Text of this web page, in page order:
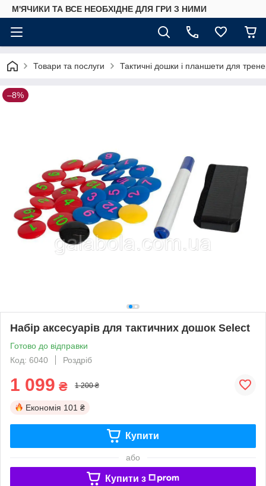
М'ЯЧИКИ ТА ВСЕ НЕОБХІДНЕ ДЛЯ ГРИ З НИМИ
Товари та послуги Тактичні дошки і планшети для
–8%
Набір аксесуарів для тактичних дошок Select
Готово до відправки
Код: 6040
Роздріб
1 099 ₴ 1 200 ₴
Економія 101 ₴
Купити
або
Купити з